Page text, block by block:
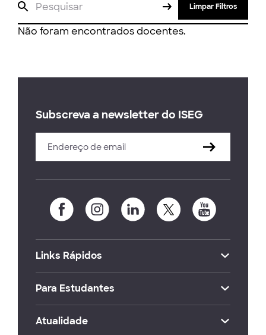
Limpar Filtros
Não foram encontrados docentes.
Subscreva a newsletter do ISEG
Links Rápidos
Para Estudantes
Atualidade